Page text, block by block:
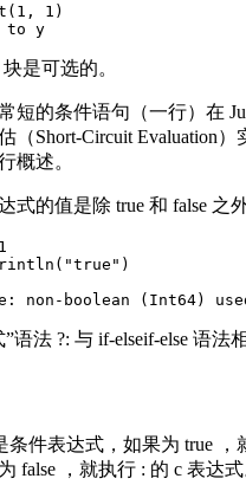
1)
是可选的。
短的条件语句（一行）在
（Short-Circuit Evaluation
概述。
式的值是除 true 和 false 之
语法 ?: 与 if-elseif-else 语法
条件表达式，如果为 true ，
false ，就执行 : 的 c 表达式